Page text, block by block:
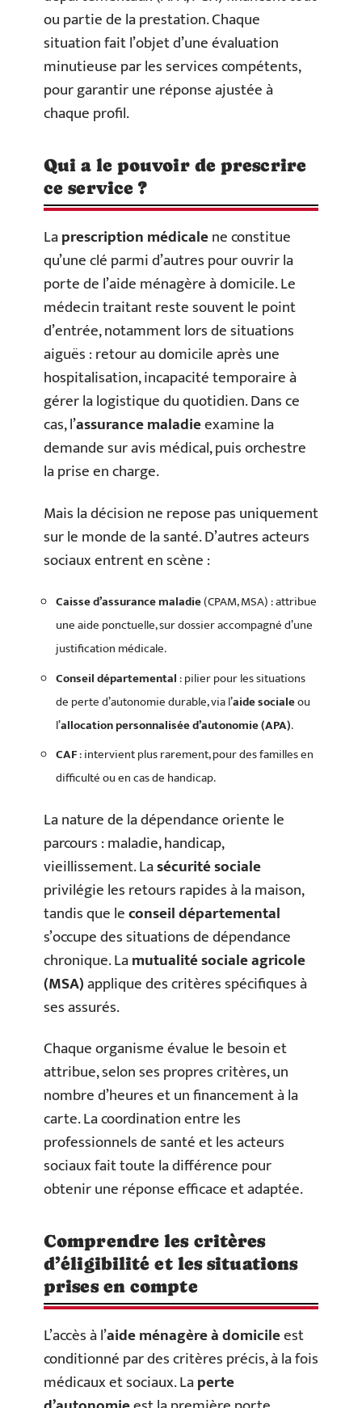
ou partie de la prestation. Chaque
situation fait l’objet d’une évaluation
minutieuse par les services compétents,
pour garantir une réponse ajustée à
chaque profil.
Qui a le pouvoir de prescrire
ce service ?
Laprescription médicalene constitue
qu’une clé parmi d’autres pour ouvrir la
porte de l’aide ménagère à domicile. Le
médecin traitant reste souvent le point
d’entrée, notamment lors de situations
aiguës : retour au domicile après une
hospitalisation, incapacité temporaire à
gérer la logistique du quotidien. Dans ce
cas, l’assurance maladieexamine la
demande sur avis médical, puis orchestre
la prise en charge.
Mais la décision ne repose pas uniquement
sur le monde de la santé. D’autres acteurs
sociaux entrent en scène :
Caisse d’assurance maladie(CPAM, MSA) : attribue
une aide ponctuelle, sur dossier accompagné d’une
justification médicale.
Conseil départemental: pilier pour les situations
de perte d’autonomie durable, via l’aide socialeou
l’allocation personnalisée d’autonomie (APA).
CAF: intervient plus rarement, pour des familles en
difficulté ou en cas de handicap.
La nature de la dépendance oriente le
parcours : maladie, handicap,
vieillissement. Lasécurité sociale
privilégie les retours rapides à la maison,
tandis que leconseil départemental
s’occupe des situations de dépendance
chronique. Lamutualité sociale agricole
(MSA)applique des critères spécifiques à
ses assurés.
Chaque organisme évalue le besoin et
attribue, selon ses propres critères, un
nombre d’heures et un financement à la
carte. La coordination entre les
professionnels de santé et les acteurs
sociaux fait toute la différence pour
obtenir une réponse efficace et adaptée.
Comprendre les critères
d’éligibilité et les situations
prises en compte
L’accès à l’aide ménagère à domicileest
conditionné par des critères précis, à la fois
médicaux et sociaux. Laperte